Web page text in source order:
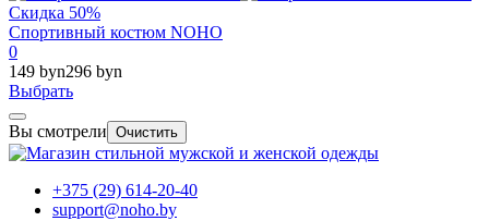
Скидка 50%
Спортивный костюм NOHO
0
149 byn296 byn
Выбрать
Вы смотрели Очистить
+375 (29) 614-20-40
support@noho.by